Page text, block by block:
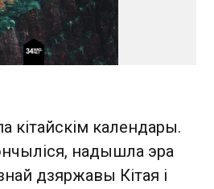
кітайскім календары.
надышла эра
дзяржавы Кітая і